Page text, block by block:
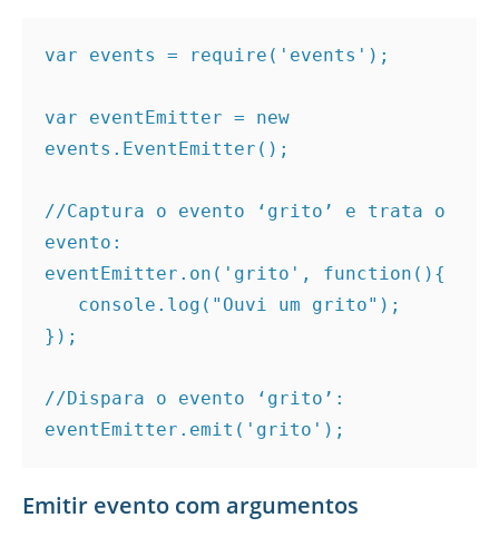
var events = require('events');
var eventEmitter = new
events.EventEmitter();
//Captura o evento ‘grito’ e trata o
evento:
eventEmitter.on('grito', function(){
});
//Dispara o evento ‘grito’:
eventEmitter.emit('grito');
Emitir evento com argumentos